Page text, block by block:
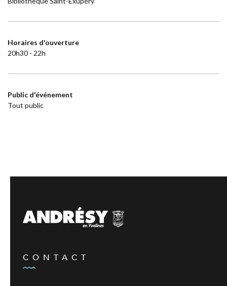
Horaires d'ouverture
20h30 - 22h
Public d'événement
Tout public
CONTACT